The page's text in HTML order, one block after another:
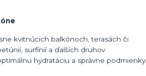
kvitnúcich balkónoch, terasách či
surfínií a ďalších druhov
hydratáciu a správne podmienky